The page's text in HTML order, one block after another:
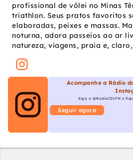
profissional de vôlei no Minas
triathlon. Seus pratos favoritos
elaboradas, peixes e massas.
noturna, adora passeios ao ar
natureza, viagens, praia e,
Acompanhe a Rádio
Siga a @RadioCDLFM e
Seguir agora